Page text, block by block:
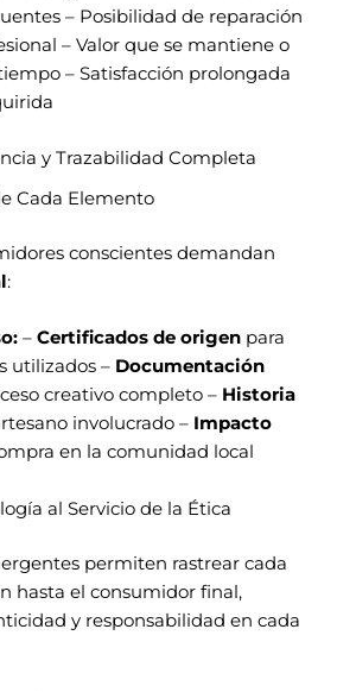
– Posibilidad de reparación
– Valor que se mantiene o
– Satisfacción prolongada
y Trazabilidad Completa
Cada Elemento
conscientes demandan
:
–Certificados de origen para
utilizados – Documentación
creativo completo – Historia
involucrado – Impacto
en la comunidad local
al Servicio de la Ética
permiten rastrear cada
hasta el consumidor final,
y responsabilidad en cada